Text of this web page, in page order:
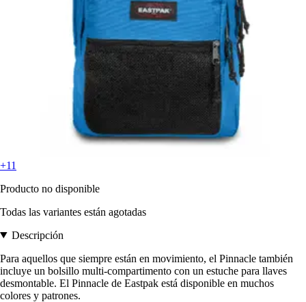
+11
Producto no disponible
Todas las variantes están agotadas
Descripción
Para aquellos que siempre están en movimiento, el Pinnacle también
incluye un bolsillo multi-compartimento con un estuche para llaves
desmontable. El Pinnacle de Eastpak está disponible en muchos
colores y patrones.